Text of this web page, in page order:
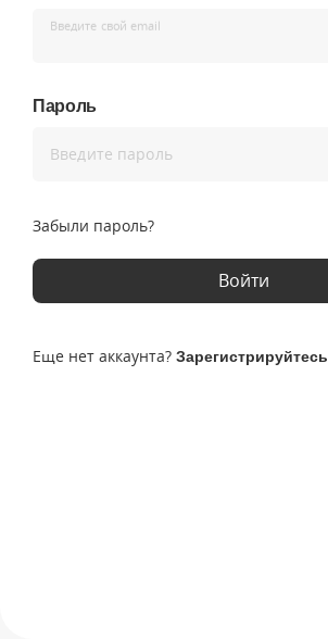
Введите свой email
Пароль
Введите пароль
Забыли пароль?
Войти
Еще нет аккаунта? Зарегистрируйтесь